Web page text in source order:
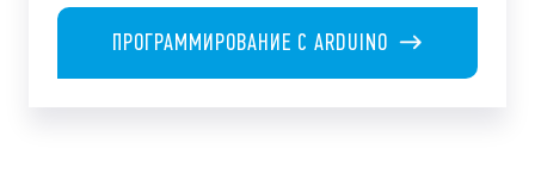
ПРОГРАММИРОВАНИЕ С ARDUINO